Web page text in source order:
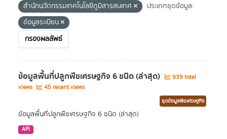
สำนักนวัตกรรมเทคโนโลยีภูมิสารสนเทศ
ประเภทชุดข้อมูล:
ข้อมูลระเบียน
กรองผลลัพธ์
ข้อมูลพื้นที่ปลูกพืชเศรษฐกิจ 6 ชนิด (ล่าสุด)
939 total
views
45 recent views
ชุดข้อมูลพืชเศรษฐกิจ
ข้อมูลพื้นที่ปลูกพืชเศรษฐกิจ 6 ชนิด (ล่าสุด)
API